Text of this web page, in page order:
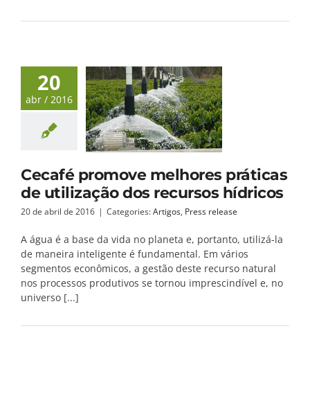
20
abr / 2016
Cecafé promove melhores práticas
de utilização dos recursos hídricos
20 de abril de 2016 | Categories:Artigos, Press release
A água é a base da vida no planeta e, portanto, utilizá-la
de maneira inteligente é fundamental. Em vários
segmentos econômicos, a gestão deste recurso natural
nos processos produtivos se tornou imprescindível e, no
universo [...]